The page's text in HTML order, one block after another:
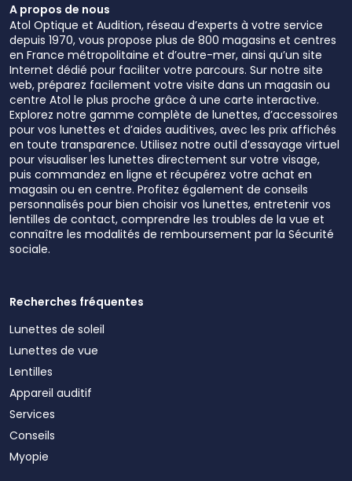
A propos de nous
Atol Optique et Audition, réseau d’experts à votre service
depuis 1970, vous propose plus de 800 magasins et centres
en France métropolitaine et d’outre-mer, ainsi qu’un site
Internet dédié pour faciliter votre parcours. Sur notre site
web, préparez facilement votre visite dans un magasin ou
centre Atol le plus proche grâce à une carte interactive.
Explorez notre gamme complète de lunettes, d’accessoires
pour vos lunettes et d’aides auditives, avec les prix affichés
en toute transparence. Utilisez notre outil d’essayage virtuel
pour visualiser les lunettes directement sur votre visage,
puis commandez en ligne et récupérez votre achat en
magasin ou en centre. Profitez également de conseils
personnalisés pour bien choisir vos lunettes, entretenir vos
lentilles de contact, comprendre les troubles de la vue et
connaître les modalités de remboursement par la Sécurité
sociale.
Recherches fréquentes
Lunettes de soleil
Lunettes de vue
Lentilles
Appareil auditif
Services
Conseils
Myopie